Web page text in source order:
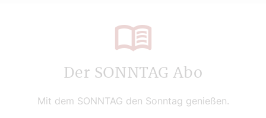
Der SONNTAG Abo
Mit dem SONNTAG den Sonntag genießen.